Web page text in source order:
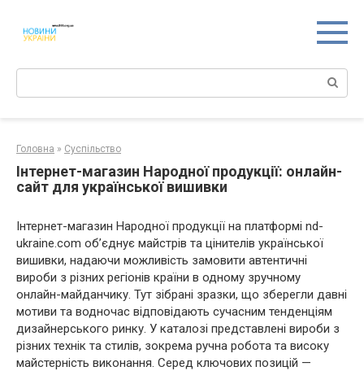
контенту
Поиск:
Головна » Суспільство
Інтернет-магазин Народної продукції: онлайн-
сайт для української вишивки
Інтернет-магазин Народної продукції на платформі nd-
ukraine.com об’єднує майстрів та цінителів української
вишивки, надаючи можливість замовити автентичні
вироби з різних регіонів країни в одному зручному
онлайн-майданчику. Тут зібрані зразки, що зберегли давні
мотиви та водночас відповідають сучасним тенденціям
дизайнерського ринку. У каталозі представлені вироби з
різних технік та стилів, зокрема ручна робота та високу
майстерність виконання. Серед ключових позицій —